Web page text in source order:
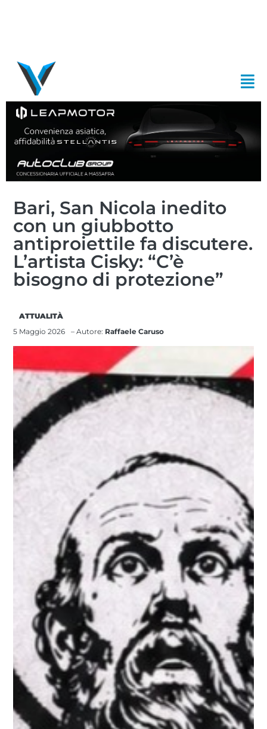
Bari, San Nicola inedito
con un giubbotto
antiproiettile fa discutere.
L’artista Cisky: “C’è
bisogno di protezione”
ATTUALITÀ
5 Maggio 2026
– Autore: Raffaele Caruso